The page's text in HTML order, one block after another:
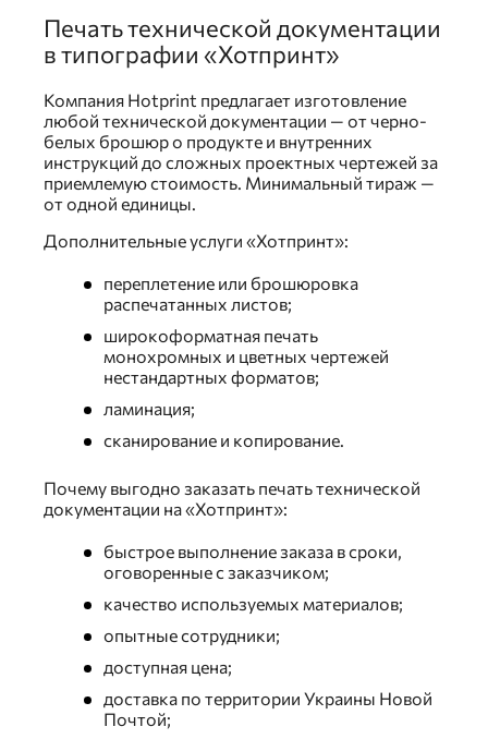
Печать технической документации
в типографии «Хотпринт»
Компания Hotprint предлагает изготовление
любой технической документации — от черно-
белых брошюр о продукте и внутренних
инструкций до сложных проектных чертежей за
приемлемую стоимость. Минимальный тираж —
от одной единицы.
Дополнительные услуги «Хотпринт»:
переплетение или брошюровка
распечатанных листов;
широкоформатная печать
монохромных и цветных чертежей
нестандартных форматов;
ламинация;
сканирование и копирование.
Почему выгодно заказать печать технической
документации на «Хотпринт»:
быстрое выполнение заказа в сроки,
оговоренные с заказчиком;
качество используемых материалов;
опытные сотрудники;
доступная цена;
доставка по территории Украины Новой
Почтой;